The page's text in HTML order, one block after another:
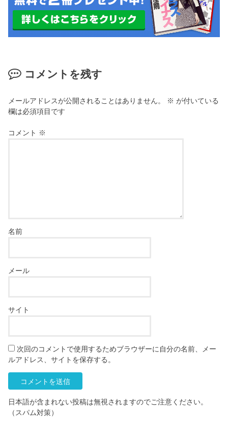
コメントを残す
メールアドレスが公開されることはありません。 ※ が付いている
欄は必須項目です
コメント ※
名前
メール
サイト
次回のコメントで使用するためブラウザーに自分の名前、メー
ルアドレス、サイトを保存する。
日本語が含まれない投稿は無視されますのでご注意ください。
（スパム対策）